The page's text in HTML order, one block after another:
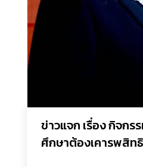
ข่าวแจก เรื่อง กิจกร
ศึกษาต้องเคารพสิท